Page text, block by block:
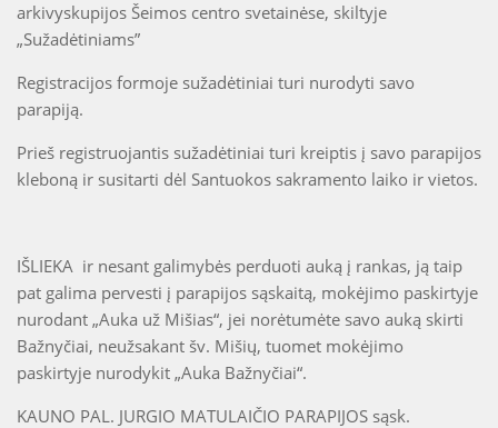
arkivyskupijos Šeimos centro svetainėse, skiltyje
„Sužadėtiniams”
Registracijos formoje sužadėtiniai turi nurodyti savo
parapiją.
Prieš registruojantis sužadėtiniai turi kreiptis į savo parapijos
kleboną ir susitarti dėl Santuokos sakramento laiko ir vietos.
IŠLIEKA ir nesant galimybės perduoti auką į rankas, ją taip
pat galima pervesti į parapijos sąskaitą, mokėjimo paskirtyje
nurodant „Auka už Mišias“, jei norėtumėte savo auką skirti
Bažnyčiai, neužsakant šv. Mišių, tuomet mokėjimo
paskirtyje nurodykit „Auka Bažnyčiai“.
KAUNO PAL. JURGIO MATULAIČIO PARAPIJOS sąsk.